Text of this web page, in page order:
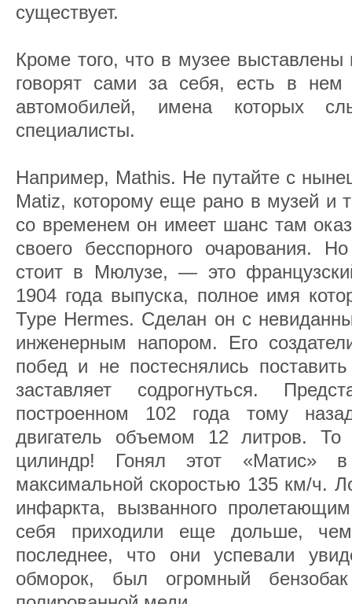
существует.
Кроме того, что в музее
говорят сами за себя, есть в нем
автомобилей, имена которых
специалисты.
Например, Mathis. Не путайте с
Matiz, которому еще рано в музей и
со временем он имеет шанс там
своего бесспорного очарования.
стоит в Мюлузе, — это
1904 года выпуска, полное имя
Type Hermes. Сделан он с
инженерным напором. Его
побед и не постеснялись
заставляет содрогнуться.
построенном 102 года тому
двигатель объемом 12 литров.
цилиндр! Гонял этот
максимальной скоростью 135 км/ч.
инфаркта, вызванного
себя приходили еще дольше,
последнее, что они успевали
обморок, был огромный